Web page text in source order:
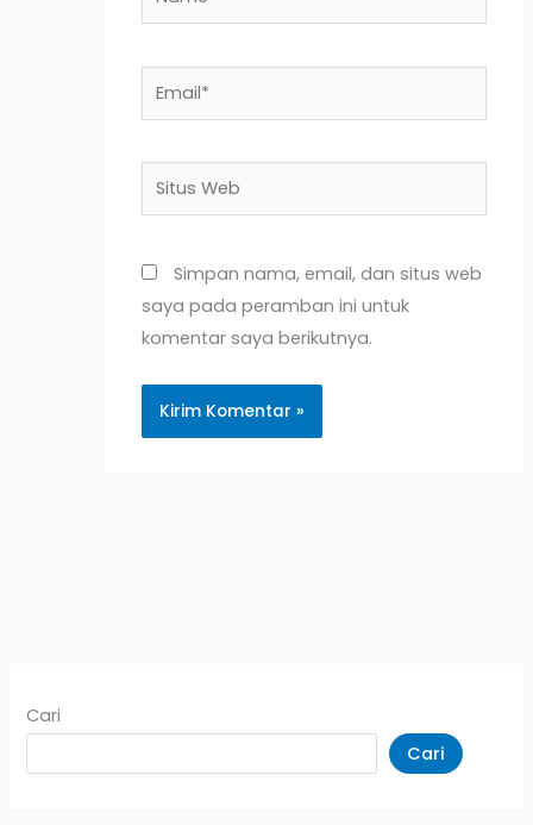
Situs
Web
Simpan nama, email, dan situs web
saya pada peramban ini untuk
komentar saya berikutnya.
Cari
Cari